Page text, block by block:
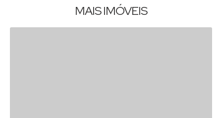
MAIS IMÓVEIS